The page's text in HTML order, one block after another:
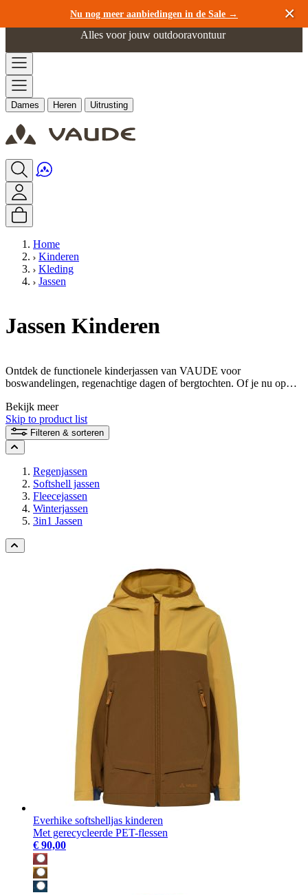
Nu nog meer aanbiedingen in de Sale →
Ga naar de inhoud
Alles voor jouw outdooravontuur
Dames Heren Uitrusting
Home
Kinderen
Kleding
Jassen
Jassen Kinderen
Ontdek de functionele kinderjassen van VAUDE voor
boswandelingen, regenachtige dagen of bergtochten. Of je nu op
modellen voor uiteenlopende weersomstandigheden en activiteiten.
Bekijk meer
Skip to product list
Filteren & sorteren
Regenjassen
Softshell jassen
Fleecejassen
Winterjassen
3in1 Jassen
Everhike softshelljas kinderen
Met gerecycleerde PET-flessen
€ 90,00